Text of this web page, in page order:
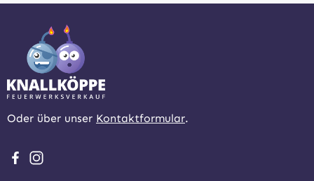
Oder über unser Kontaktformular.
Besuche uns auf Facebook – öffnet in neuem Tab
Schau auf Instagram vorbei – öffnet in neuem Tab